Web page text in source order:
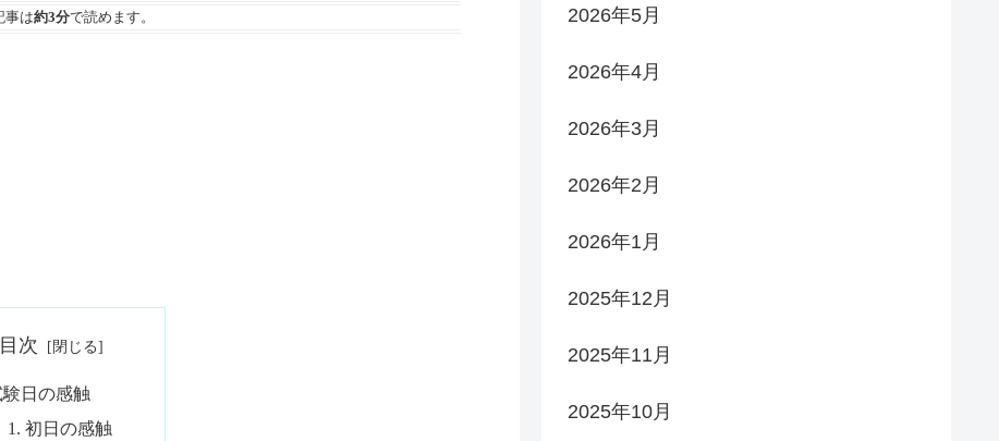
事は約3分で読めます。
目次
験日の感触
初日の感触
2026年5月
2026年4月
2026年3月
2026年2月
2026年1月
2025年12月
2025年11月
2025年10月